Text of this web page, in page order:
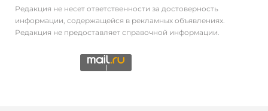
Редакция не несет ответственности за достоверность
информации, содержащейся в рекламных объявлениях.
Редакция не предоставляет справочной информации.